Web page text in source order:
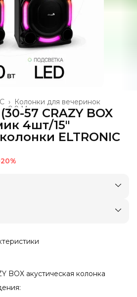
Колонки для вечеринок
›
0.9 Музыкальные колонки ›
›
57 CRAZY BOX
4шт/15"
ELTRONIC
20%
BOX акустическая колонка